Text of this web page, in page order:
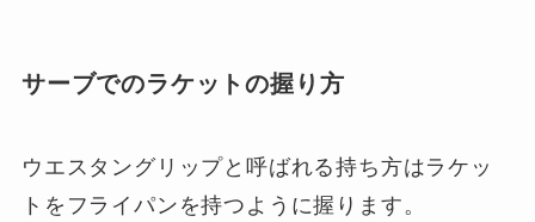
サーブでのラケットの握り方
ウエスタングリップと呼ばれる持ち方はラケッ
トをフライパンを持つように握ります。